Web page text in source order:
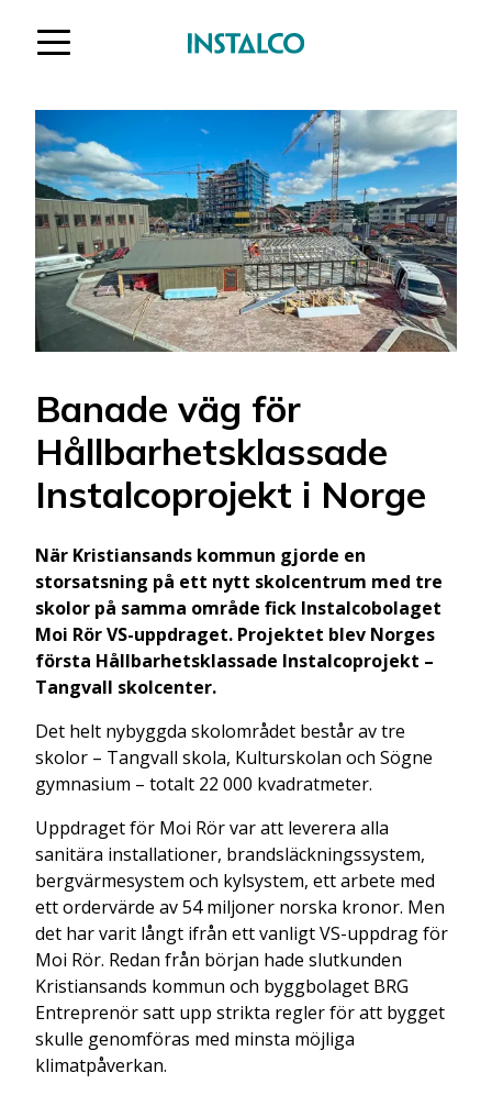
Banade väg för
Hållbarhetsklassade
Instalcoprojekt i Norge
När Kristiansands kommun gjorde en
storsatsning på ett nytt skolcentrum med tre
skolor på samma område fick Instalcobolaget
Moi Rör VS-uppdraget. Projektet blev Norges
första Hållbarhetsklassade Instalcoprojekt –
Tangvall skolcenter.
Det helt nybyggda skolområdet består av tre
skolor – Tangvall skola, Kulturskolan och Sögne
gymnasium – totalt 22 000 kvadratmeter.
Uppdraget för Moi Rör var att leverera alla
sanitära installationer, brandsläckningssystem,
bergvärmesystem och kylsystem, ett arbete med
ett ordervärde av 54 miljoner norska kronor. Men
det har varit långt ifrån ett vanligt VS-uppdrag för
Moi Rör. Redan från början hade slutkunden
Kristiansands kommun och byggbolaget BRG
Entreprenör satt upp strikta regler för att bygget
skulle genomföras med minsta möjliga
klimatpåverkan.